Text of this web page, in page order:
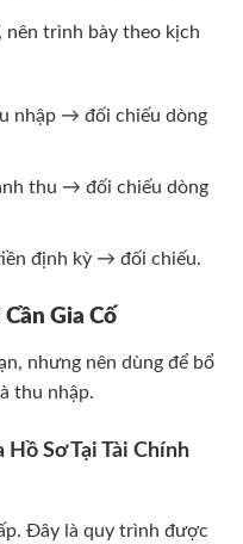
nên trình bày theo kịch
nhập → đối chiếu dòng
thu → đối chiếu dòng
định kỳ → đối chiếu.
Gia Cố
nhưng nên dùng để bổ
thu nhập.
Sơ Tại Tài Chính
Đây là quy trình được